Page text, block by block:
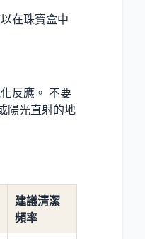
在珠寶盒中
反應。 不要
陽光直射的地
建議清潔
頻率